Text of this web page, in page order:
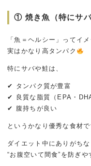
① 焼き魚（特にサバ
「魚＝ヘルシー」ってイ
実はかなり高タンパク
特にサバや鮭は、
✔ タンパク質が豊富
✔ 良質な脂質（EPA・
✔ 腹持ちが良い
というかなり優秀な食材で
ダイエット中にありがちな
“お腹空いて間食”を防ぎ